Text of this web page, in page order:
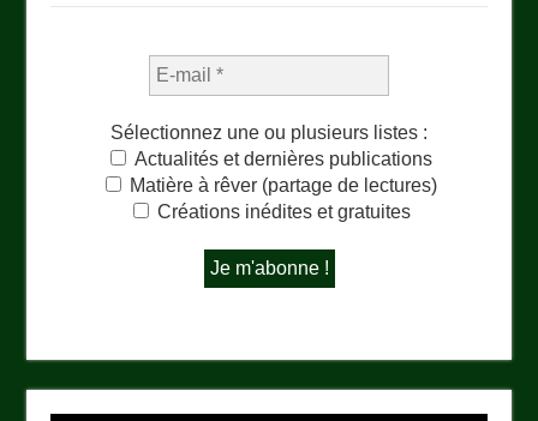
Sélectionnez une ou plusieurs listes :
Actualités et dernières publications
Matière à rêver (partage de lectures)
Créations inédites et gratuites